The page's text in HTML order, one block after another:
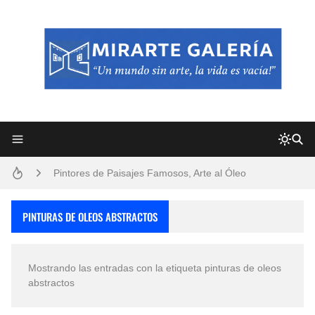
Pintores de Paisajes Famosos, Arte al Óleo
PINTURAS DE OLEOS ABSTRACTOS
Mostrando las entradas con la etiqueta pinturas de oleos
abstractos